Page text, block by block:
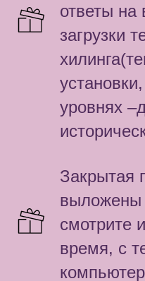
ответы
загрузки
уровнях
Закрытая
выложены
смотрите
время, с